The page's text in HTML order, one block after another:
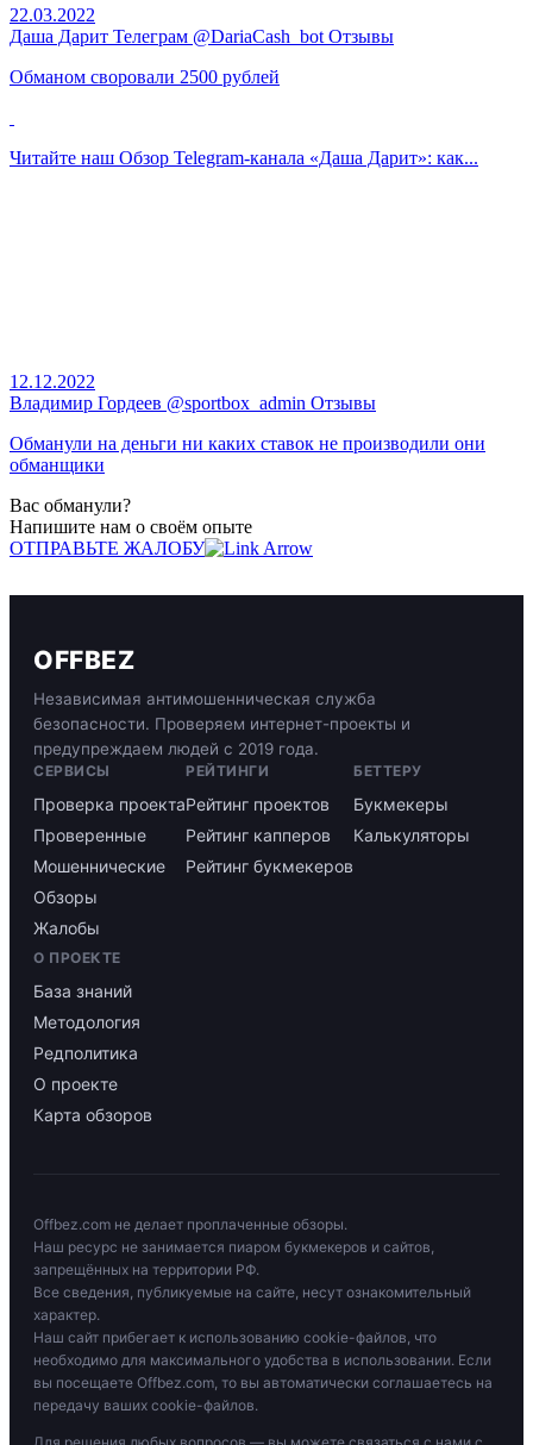
22.03.2022
Даша Дарит Телеграм @DariaCash_bot Отзывы
Обманом своровали 2500 рублей
Читайте наш Обзор Telegram-канала «Даша Дарит»: как...
12.12.2022
Владимир Гордеев @sportbox_admin Отзывы
Обманули на деньги ни каких ставок не производили они
обманщики
Вас обманули?
Напишите нам о своём опыте
ОТПРАВЬТЕ ЖАЛОБУ
OFFBEZ
Независимая антимошенническая служба
безопасности. Проверяем интернет-проекты и
предупреждаем людей с 2019 года.
СЕРВИСЫ
Проверка проекта
Проверенные
Мошеннические
Обзоры
Жалобы
РЕЙТИНГИ
Рейтинг проектов
Рейтинг капперов
Рейтинг букмекеров
БЕТТЕРУ
Букмекеры
Калькуляторы
О ПРОЕКТЕ
База знаний
Методология
Редполитика
О проекте
Карта обзоров
Offbez.com не делает проплаченные обзоры.
Наш ресурс не занимается пиаром букмекеров и сайтов,
запрещённых на территории РФ.
Все сведения, публикуемые на сайте, несут ознакомительный
характер.
Наш сайт прибегает к использованию cookie-файлов, что
необходимо для максимального удобства в использовании. Если
вы посещаете Offbez.com, то вы автоматически соглашаетесь на
передачу ваших cookie-файлов.